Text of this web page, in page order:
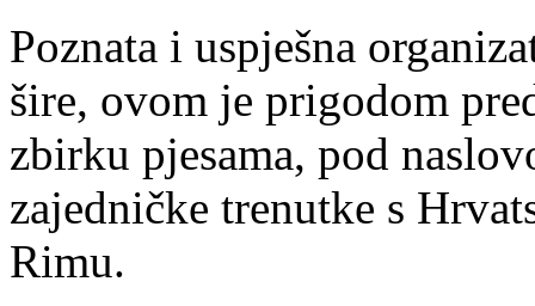
Poznata i uspješna
šire, ovom je prigodom
zbirku pjesama, pod
zajedničke trenutke s
Rimu.